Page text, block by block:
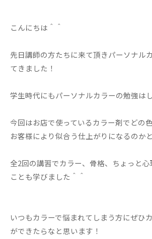
こんにちは＾＾
先日講師の方たちに来て頂きパーソナル
てきました！
学生時代にもパーソナルカラーの勉強は
今回はお店で使っているカラー剤でどの
お客様により似合う仕上がりになるのか
全2回の講習でカラー、骨格、ちょっと
ことも学びました＾＾
いつもカラーで悩まれてしまう方にぜひ
ができたらなと思います！